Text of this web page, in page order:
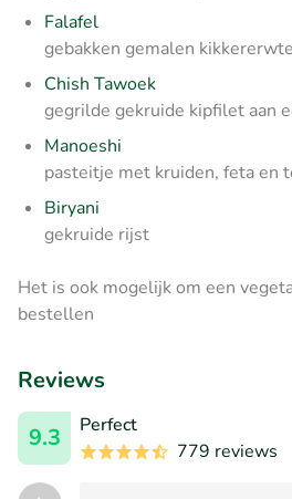
Falafel
gebakken gemalen
Chish Tawoek
gegrilde gekruide kipfilet aan
Manoeshi
pasteitje met kruiden, feta en
Biryani
gekruide rijst
Het is ook mogelijk om een
bestellen
Reviews
9.3
Perfect
779 reviews